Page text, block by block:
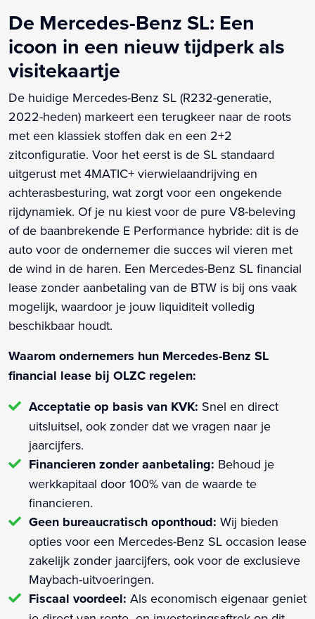
De Mercedes-Benz SL: Een
icoon in een nieuw tijdperk als
visitekaartje
De huidige Mercedes-Benz SL (R232-generatie,
2022-heden) markeert een terugkeer naar de roots
met een klassiek stoffen dak en een 2+2
zitconfiguratie. Voor het eerst is de SL standaard
uitgerust met 4MATIC+ vierwielaandrijving en
achterasbesturing, wat zorgt voor een ongekende
rijdynamiek. Of je nu kiest voor de pure V8-beleving
of de baanbrekende E Performance hybride: dit is de
auto voor de ondernemer die succes wil vieren met
de wind in de haren. Een Mercedes-Benz SL financial
lease zonder aanbetaling van de BTW is bij ons vaak
mogelijk, waardoor je jouw liquiditeit volledig
beschikbaar houdt.
Waarom ondernemers hun Mercedes-Benz SL
financial lease bij OLZC regelen:
Acceptatie op basis van KVK: Snel en direct
uitsluitsel, ook zonder dat we vragen naar je
jaarcijfers.
Financieren zonder aanbetaling: Behoud je
werkkapitaal door 100% van de waarde te
financieren.
Geen bureaucratisch oponthoud: Wij bieden
opties voor een Mercedes-Benz SL occasion lease
zakelijk zonder jaarcijfers, ook voor de exclusieve
Maybach-uitvoeringen.
Fiscaal voordeel: Als economisch eigenaar geniet